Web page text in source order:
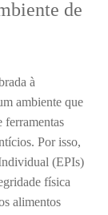
de
à
ambiente que
ferramentas
Por isso,
(EPIs)
física
alimentos